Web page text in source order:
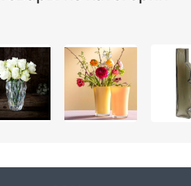
области
области доставка курьером до
Москве в пределах МКАД
и Москве за МКАД599 руб.
области - с 10 до 22